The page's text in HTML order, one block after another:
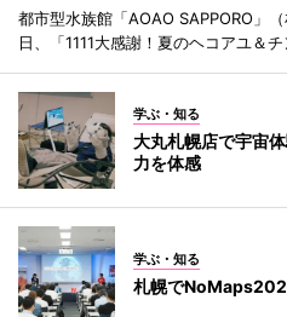
都市型水族館「AOAO SAPPORO」
日、「1111大感謝！夏のヘコアユ＆
学ぶ・知る
大丸札幌店で宇宙
力を体感
学ぶ・知る
札幌で